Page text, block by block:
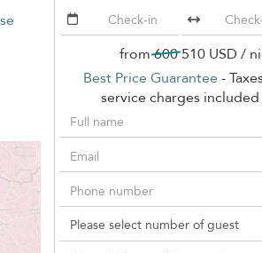
from600 510 USD /
Best Price Guarantee -
service charges included